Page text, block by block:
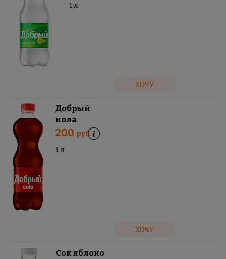
1 л
ХОЧУ
Добрый
кола
200 руб.
1 л
ХОЧУ
Сок яблоко